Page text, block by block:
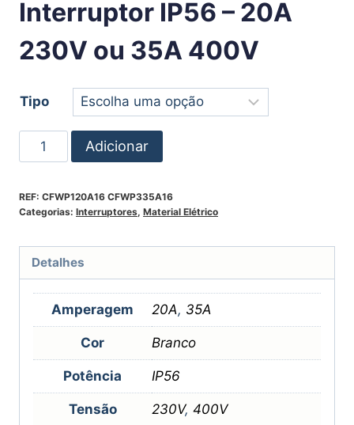
Interruptor IP56 – 20A
230V ou 35A 400V
Tipo
Adicionar
REF: CFWP120A16 CFWP335A16
Categorias: Interruptores, Material Elétrico
Detalhes
Amperagem 20A, 35A
Cor Branco
Potência IP56
Tensão 230V, 400V